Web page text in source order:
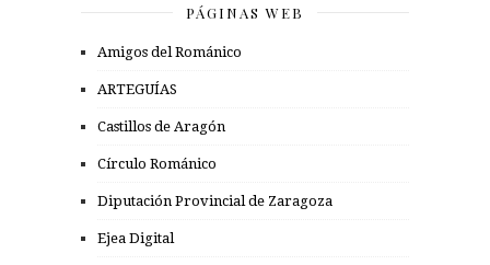
PÁGINAS WEB
Amigos del Románico
ARTEGUÍAS
Castillos de Aragón
Círculo Románico
Diputación Provincial de Zaragoza
Ejea Digital